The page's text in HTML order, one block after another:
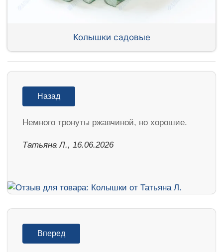
Колышки садовые
Назад
Немного тронуты ржавчиной, но хорошие.
Татьяна Л., 16.06.2026
Вперед